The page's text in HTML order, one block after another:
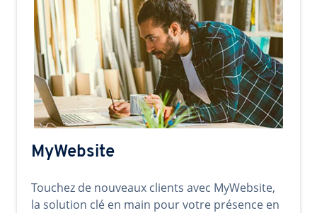
MyWebsite
Touchez de nouveaux clients avec MyWebsite,
la solution clé en main pour votre présence en